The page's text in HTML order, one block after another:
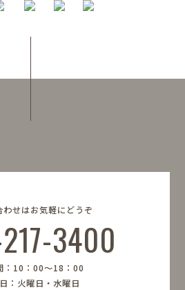
わせはお気軽にどうぞ
3400
：10：00〜18：00
：火曜日・水曜日